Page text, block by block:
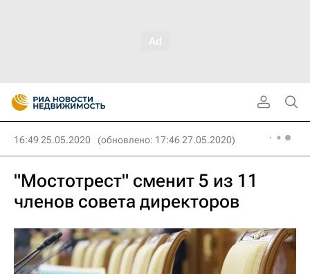
16:49 25.05.2020 (обновлено: 17:46 27.05.2020)
"Мостотрест" сменит 5 из 11
членов совета директоров